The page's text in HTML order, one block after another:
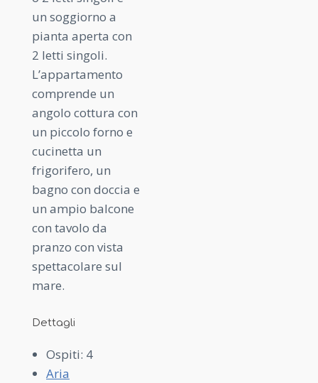
un soggiorno a
pianta aperta con
2 letti singoli.
L’appartamento
comprende un
angolo cottura con
un piccolo forno e
cucinetta un
frigorifero, un
bagno con doccia e
un ampio balcone
con tavolo da
pranzo con vista
spettacolare sul
mare.
Dettagli
Ospiti: 4
Aria